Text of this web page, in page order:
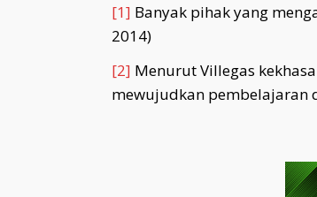
[1] Banyak pihak yang
2014)
[2] Menurut Villegas
mewujudkan pembelajaran